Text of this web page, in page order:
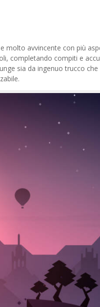
molto avvincente con più
completando compiti e
sia da ingenuo trucco